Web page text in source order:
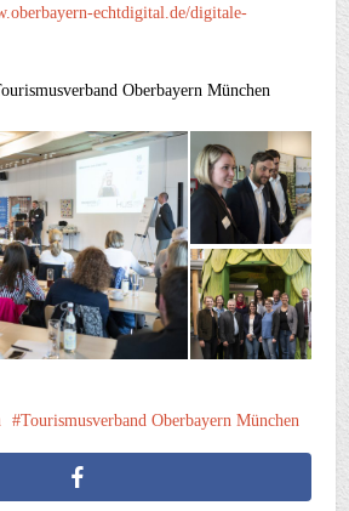
echtdigital.de/digitale-
Oberbayern München
Tourismusverband Oberbayern München